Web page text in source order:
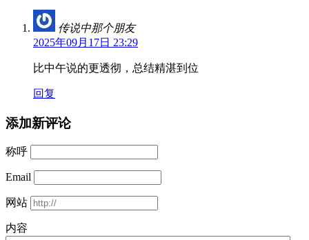
传说中那个朋友
2025年09月17日 23:29
比中午说的更透彻，总结精湛到位
回复
添加新评论
称呼
Email
网站
内容